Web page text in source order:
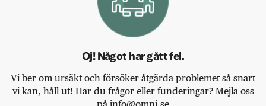
Oj! Något har gått fel.
Vi ber om ursäkt och försöker åtgärda problemet så snart
vi kan, håll ut! Har du frågor eller funderingar? Mejla oss